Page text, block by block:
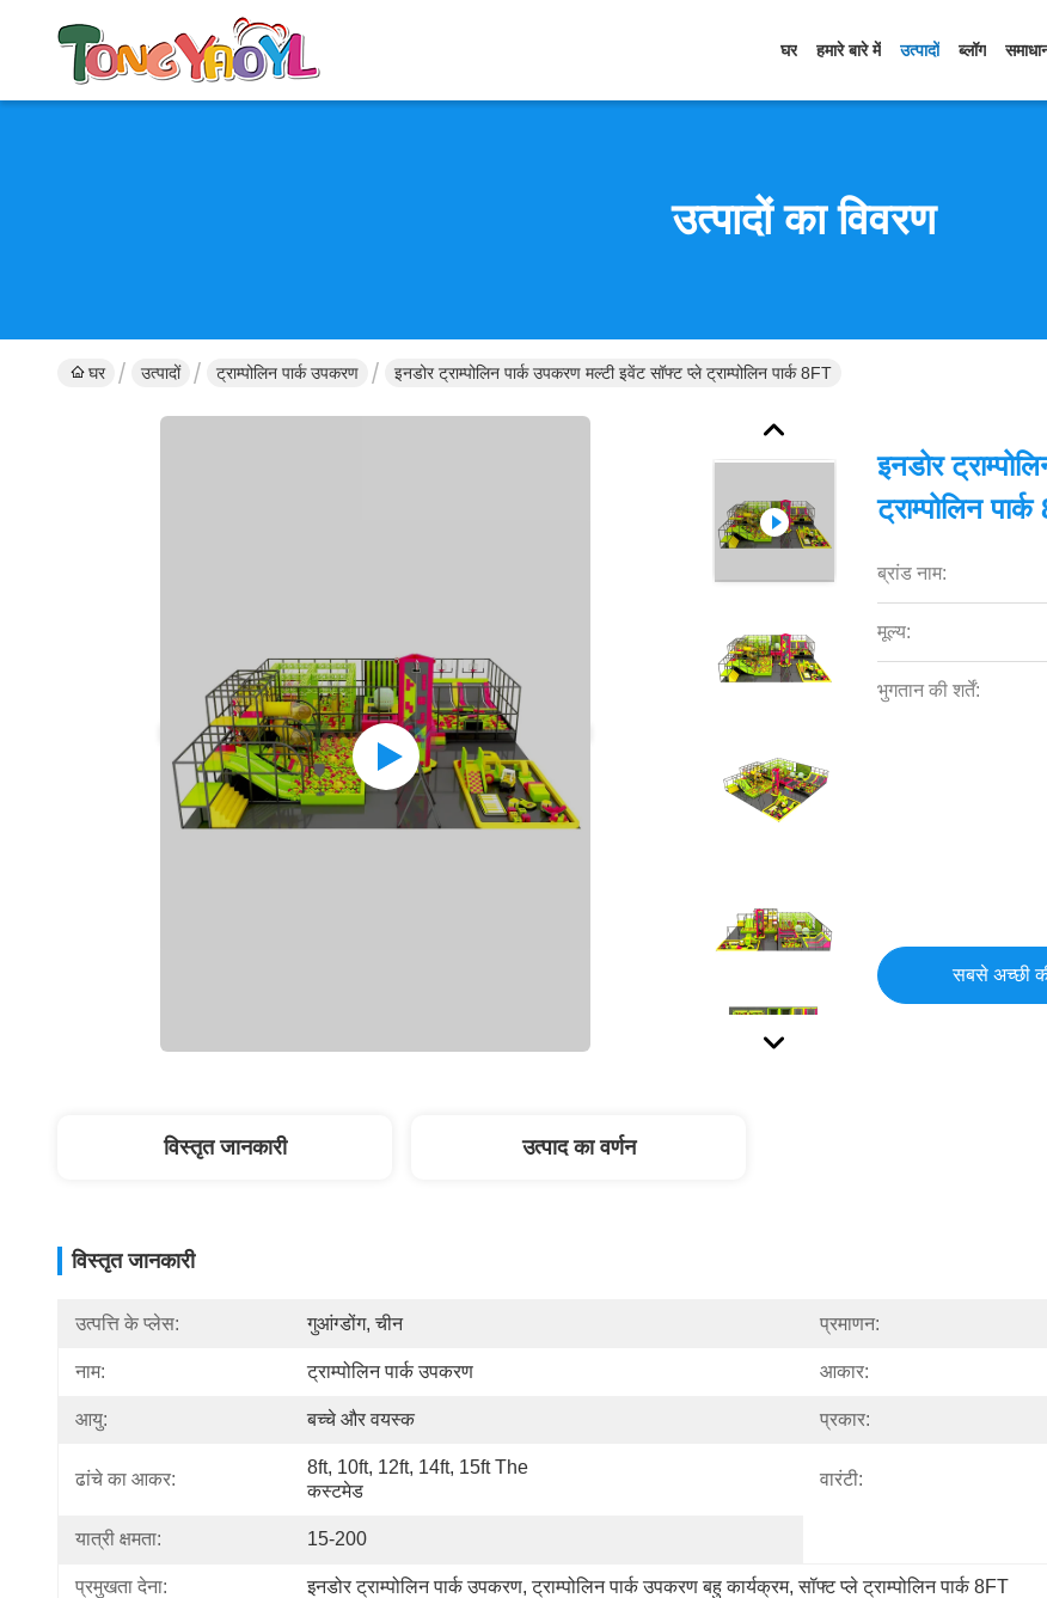
घर हमारे बारे में उत्पादों ब्लॉग
उत्पादों का विवरण
घर उत्पादों ट्राम्पोलिन पार्क उपकरण इनडोर ट्राम्पोलिन पार्क उपकरण मल्टी इवेंट सॉफ्ट प्ले ट्राम्पोलिन पार्क 8FT
इनडोर
ट्राम्पोलिन
ब्रांड नाम:
मूल्य:
भुगतान की शर्तें:
सबसे अच्छी
विस्तृत जानकारी उत्पाद का वर्णन
विस्तृत जानकारी
उत्पत्ति के प्लेस: गुआंग्डोंग, चीन प्रमाणन:
नाम: ट्राम्पोलिन पार्क उपकरण आकार:
आयु: बच्चे और वयस्क प्रकार:
ढांचे का आकर:
8ft, 10ft, 12ft, 14ft, 15ft The
कस्टमेड
वारंटी:
यात्री क्षमता: 15-200
प्रमुखता देना: इनडोर ट्राम्पोलिन पार्क उपकरण, ट्राम्पोलिन पार्क उपकरण बहु कार्यक्रम, सॉफ्ट प्ले ट्राम्पोलिन पार्क 8FT